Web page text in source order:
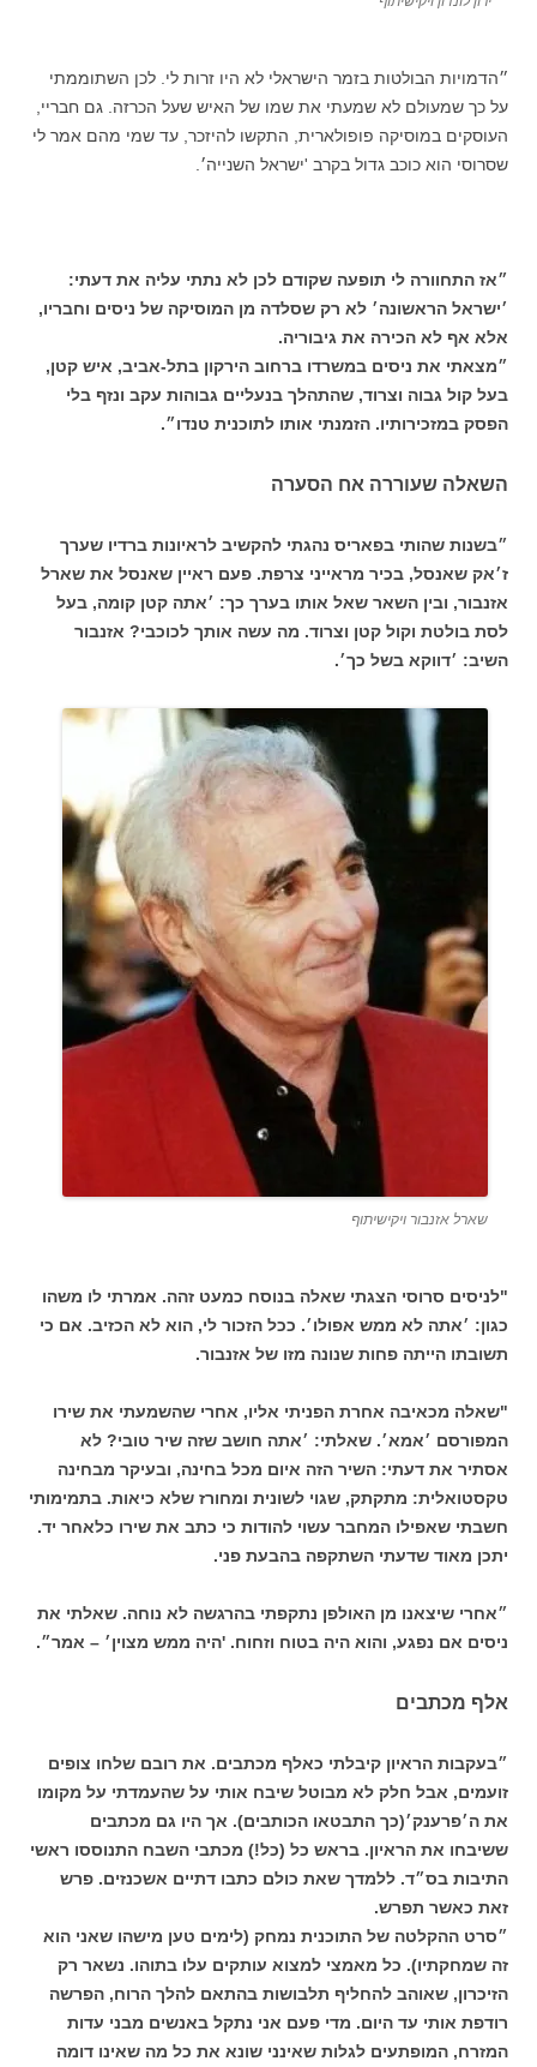
״הדמויות הבולטות בזמר הישראלי לא היו זרות לי. לכן השתוממתי
על כך שמעולם לא שמעתי את שמו של האיש שעל הכרזה. גם חבריי,
העוסקים במוסיקה פופולארית, התקשו להיזכר, עד שמי מהם אמר לי
שסרוסי הוא כוכב גדול בקרב 'ישראל השנייה׳.
״אז התחוורה לי תופעה שקודם לכן לא נתתי עליה את דעתי:
׳ישראל הראשונה׳ לא רק שסלדה מן המוסיקה של ניסים וחבריו,
אלא אף לא הכירה את גיבוריה.
״מצאתי את ניסים במשרדו ברחוב הירקון בתל-אביב, איש קטן,
בעל קול גבוה וצרוד, שהתהלך בנעליים גבוהות עקב ונזף בלי
הפסק במזכירותיו. הזמנתי אותו לתוכנית טנדו״.
השאלה שעוררה אח הסערה
״בשנות שהותי בפאריס נהגתי להקשיב לראיונות ברדיו שערך
ז׳אק שאנסל, בכיר מראייני צרפת. פעם ראיין שאנסל את שארל
אזנבור, ובין השאר שאל אותו בערך כך: ׳אתה קטן קומה, בעל
לסת בולטת וקול קטן וצרוד. מה עשה אותך לכוכבי? אזנבור
השיב: ׳דווקא בשל כך׳.
שארל אזנבור ויקישיתוף
"לניסים סרוסי הצגתי שאלה בנוסח כמעט זהה. אמרתי לו משהו
כגון: ׳אתה לא ממש אפולו׳. ככל הזכור לי, הוא לא הכזיב. אם כי
תשובתו הייתה פחות שנונה מזו של אזנבור.
"שאלה מכאיבה אחרת הפניתי אליו, אחרי שהשמעתי את שירו
המפורסם ׳אמא׳. שאלתי: ׳אתה חושב שזה שיר טובי? לא
אסתיר את דעתי: השיר הזה איום מכל בחינה, ובעיקר מבחינה
טקסטואלית: מתקתק, שגוי לשונית ומחורז שלא כיאות. בתמימותי
חשבתי שאפילו המחבר עשוי להודות כי כתב את שירו כלאחר יד.
יתכן מאוד שדעתי השתקפה בהבעת פני.
״אחרי שיצאנו מן האולפן נתקפתי בהרגשה לא נוחה. שאלתי את
ניסים אם נפגע, והוא היה בטוח וזחוח. 'היה ממש מצוין׳ – אמר״.
אלף מכתבים
״בעקבות הראיון קיבלתי כאלף מכתבים. את רובם שלחו צופים
זועמים, אבל חלק לא מבוטל שיבח אותי על שהעמדתי על מקומו
את ה׳פרענק׳(כך התבטאו הכותבים). אך היו גם מכתבים
ששיבחו את הראיון. בראש כל (כל!) מכתבי השבח התנוססו ראשי
התיבות בס״ד. ללמדך שאת כולם כתבו דתיים אשכנזים. פרש
זאת כאשר תפרש.
״סרט ההקלטה של התוכנית נמחק (לימים טען מישהו שאני הוא
זה שמחקתיו). כל מאמצי למצוא עותקים עלו בתוהו. נשאר רק
הזיכרון, שאוהב להחליף תלבושות בהתאם להלך הרוח, הפרשה
רודפת אותי עד היום. מדי פעם אני נתקל באנשים מבני עדות
המזרח, המופתעים לגלות שאינני שונא את כל מה שאינו דומה